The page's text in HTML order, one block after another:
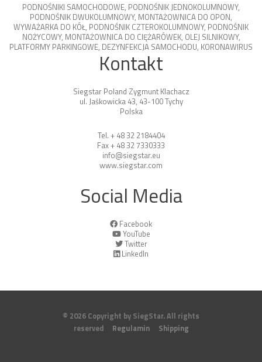
PODNOŚNIKI SAMOCHODOWE, PODNOŚNIK JEDNOKOLUMNOWY,
PODNOŚNIK DWUKOLUMNOWY, MONTAŻOWNICA DO OPON,
WYWAŻARKA DO KÓŁ, PODNOŚNIK CZTEROKOLUMNOWY, PODNOŚNIK
NOŻYCOWY, MONTAŻOWNICA DO CIĘŻARÓWEK, OLEJ SILNIKOWY,
PLATFORMY PARKINGOWE, DEZYNFEKCJA SAMOCHODU, KORONAWIRUS
Kontakt
Siegstar Poland Zygmunt Klachacz
ul. Jaśkowicka 43, 43-100 Tychy
Polska
Tel. + 48 32 2184404
Fax + 48 32 7330333
info@siegstar.eu
www.siegstar.com
Social Media
Facebook
YouTube
Twitter
LinkedIn
© 2026 Copyright by SiegStar. All rights
reserved
Regulamin Shipping